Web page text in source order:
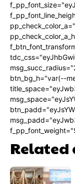
btn_bg_h="var(--
Related